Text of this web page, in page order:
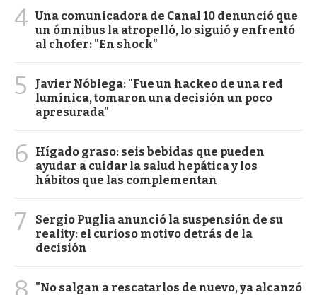
4 Una comunicadora de Canal 10 denunció que
un ómnibus la atropelló, lo siguió y enfrentó
al chofer: "En shock"
5
Javier Nóblega: "Fue un hackeo de una red
lumínica, tomaron una decisión un poco
apresurada"
6
Hígado graso: seis bebidas que pueden
ayudar a cuidar la salud hepática y los
hábitos que las complementan
7
Sergio Puglia anunció la suspensión de su
reality: el curioso motivo detrás de la
decisión
8
"No salgan a rescatarlos de nuevo, ya alcanzó